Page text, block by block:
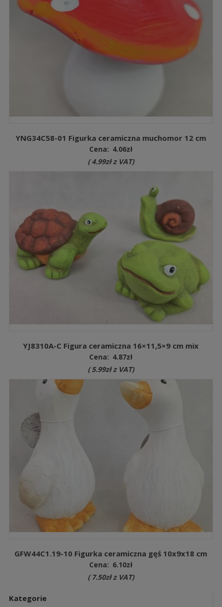
YNG34C58-01 Figurka ceramiczna muchomor 12 cm
Cena: 4.06zł
( 4.99złz VAT)
YJ8310A-C Figura ceramiczna 16×11,5×9 cm mix
Cena: 4.87zł
( 5.99złz VAT)
GFW44C1.19-10 Figurka ceramiczna gęś 10x9x18 cm
Cena: 6.10zł
( 7.50złz VAT)
Kategorie